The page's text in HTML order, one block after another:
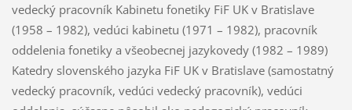
vedecký pracovník Kabinetu fonetiky FiF UK v Bratislave
(1958 – 1982), vedúci kabinetu (1971 – 1982), pracovník
oddelenia fonetiky a všeobecnej jazykovedy (1982 – 1989)
Katedry slovenského jazyka FiF UK v Bratislave (samostatný
vedecký pracovník, vedúci vedecký pracovník), vedúci